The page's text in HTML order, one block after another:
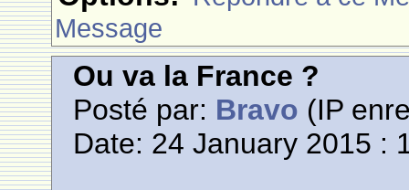
Message
Ou va la France ?
Posté par: Bravo (IP
Date: 24 January 2015 :